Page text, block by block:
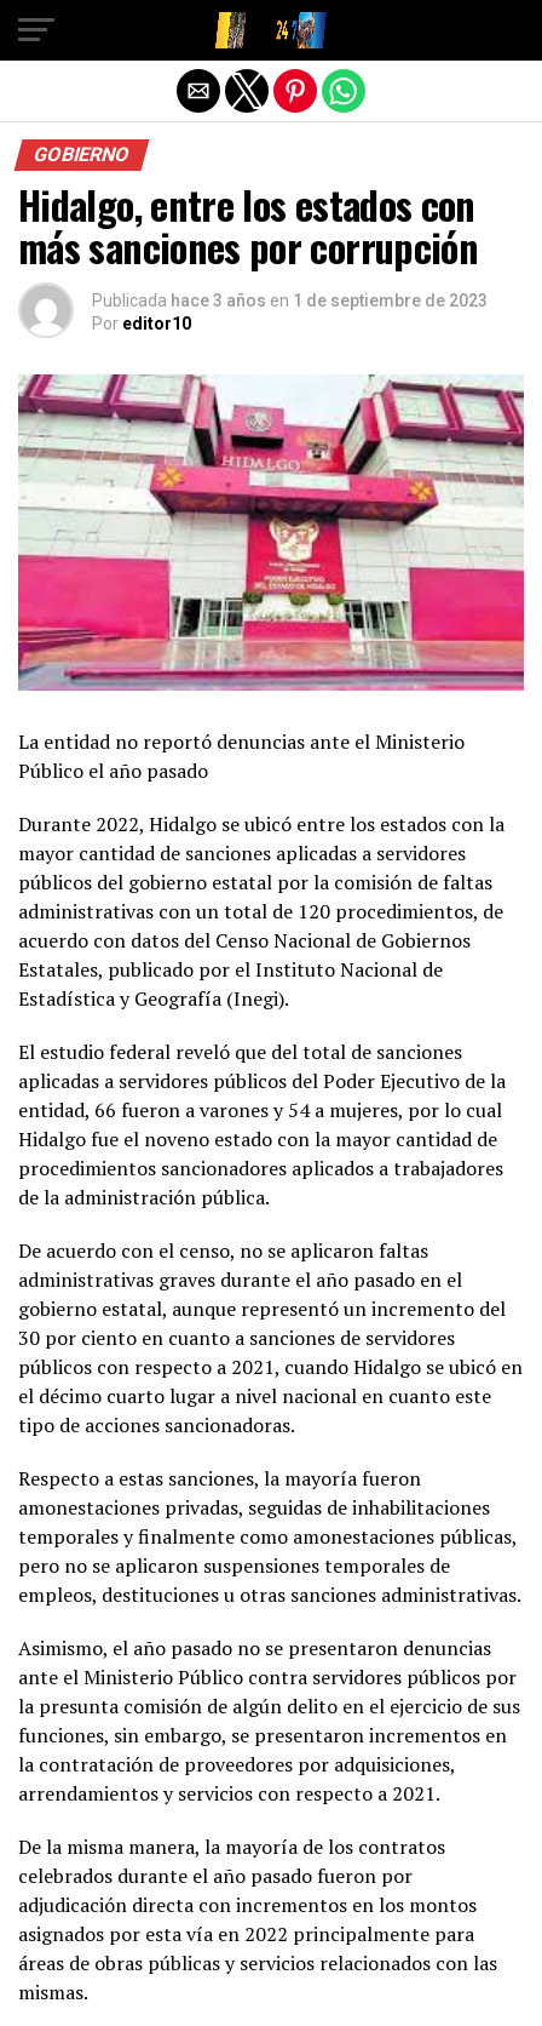
GOBIERNO
Hidalgo, entre los estados con
más sanciones por corrupción
Publicada hace 3 años en 1 de septiembre de 2023
Por editor10
La entidad no reportó denuncias ante el Ministerio
Público el año pasado
Durante 2022, Hidalgo se ubicó entre los estados con la
mayor cantidad de sanciones aplicadas a servidores
públicos del gobierno estatal por la comisión de faltas
administrativas con un total de 120 procedimientos, de
acuerdo con datos del Censo Nacional de Gobiernos
Estatales, publicado por el Instituto Nacional de
Estadística y Geografía (Inegi).
El estudio federal reveló que del total de sanciones
aplicadas a servidores públicos del Poder Ejecutivo de la
entidad, 66 fueron a varones y 54 a mujeres, por lo cual
Hidalgo fue el noveno estado con la mayor cantidad de
procedimientos sancionadores aplicados a trabajadores
de la administración pública.
De acuerdo con el censo, no se aplicaron faltas
administrativas graves durante el año pasado en el
gobierno estatal, aunque representó un incremento del
30 por ciento en cuanto a sanciones de servidores
públicos con respecto a 2021, cuando Hidalgo se ubicó en
el décimo cuarto lugar a nivel nacional en cuanto este
tipo de acciones sancionadoras.
Respecto a estas sanciones, la mayoría fueron
amonestaciones privadas, seguidas de inhabilitaciones
temporales y finalmente como amonestaciones públicas,
pero no se aplicaron suspensiones temporales de
empleos, destituciones u otras sanciones administrativas.
Asimismo, el año pasado no se presentaron denuncias
ante el Ministerio Público contra servidores públicos por
la presunta comisión de algún delito en el ejercicio de sus
funciones, sin embargo, se presentaron incrementos en
la contratación de proveedores por adquisiciones,
arrendamientos y servicios con respecto a 2021.
De la misma manera, la mayoría de los contratos
celebrados durante el año pasado fueron por
adjudicación directa con incrementos en los montos
asignados por esta vía en 2022 principalmente para
áreas de obras públicas y servicios relacionados con las
mismas.
Salir de la versión móvil